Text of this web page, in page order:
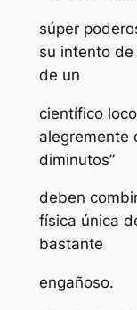
súper
su intento
de un
científico
alegremente
diminutos”
deben
física única
bastante
engañoso.